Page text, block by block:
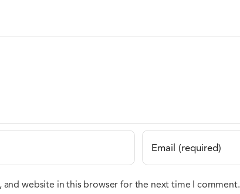
and website in this browser for the next time I comment.